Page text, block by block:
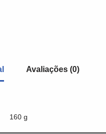
Avaliações (0)
160 g